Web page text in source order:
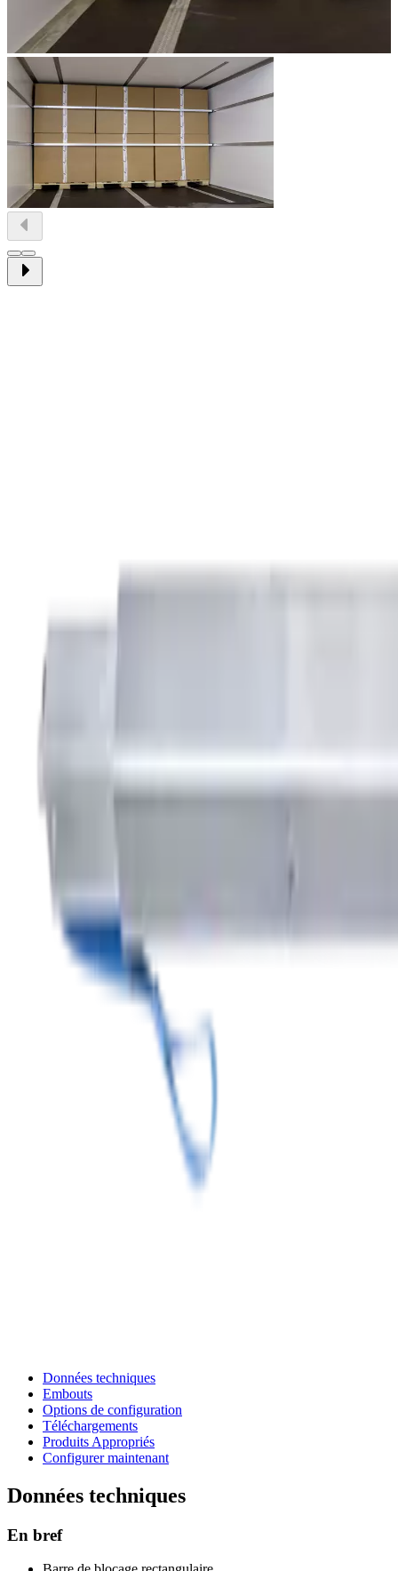
Données techniques
Embouts
Options de configuration
Téléchargements
Produits Appropriés
Configurer maintenant
Données techniques
En bref